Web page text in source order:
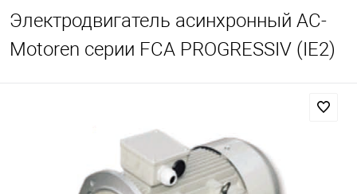
Электродвигатель асинхронный AC-
Motoren серии FCA PROGRESSIV (IE2)